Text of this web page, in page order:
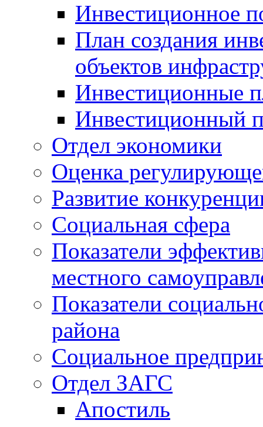
Инвестиционное
План создания
объектов
Инвестиционные
Инвестиционный
Отдел экономики
Оценка
Развитие
Социальная сфера
Показатели
местного
Показатели
района
Социальное
Отдел ЗАГС
Апостиль